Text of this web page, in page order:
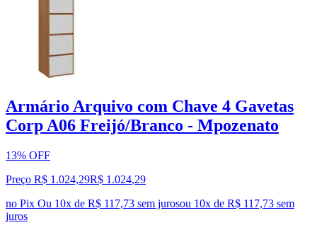
Armário Arquivo com Chave 4 Gavetas
Corp A06 Freijó/Branco - Mpozenato
13% OFF
Preço R$ 1.024,29R$ 1.024,29
no Pix Ou 10x de R$ 117,73 sem jurosou 10x de R$ 117,73 sem
juros